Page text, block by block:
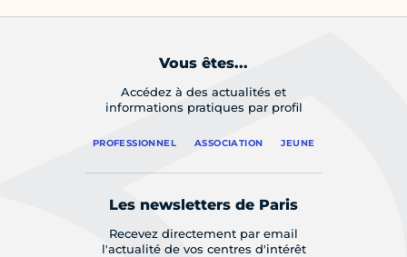
Vous êtes...
Accédez à des actualités et
informations pratiques par profil
PROFESSIONNEL ASSOCIATION JEUNE
Les newsletters de Paris
Recevez directement par email
l'actualité de vos centres d'intérêt